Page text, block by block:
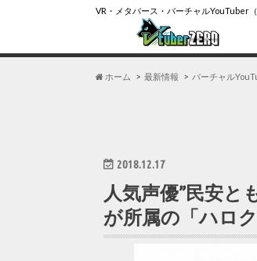
VR・メタバース・バーチャルYouTuber
ホーム 最新情報 バーチャル
2018.12.17
人気声優”民安と
が所属の「ハロ